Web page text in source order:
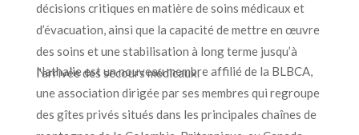
décisions critiques en matière de soins médicaux et
d’évacuation, ainsi que la capacité de mettre en œuvre
des soins et une stabilisation à long terme jusqu’à
l’arrivée des secours médicaux.
Nathalie est un nouveau membre affilié de la BLBCA,
une association dirigée par ses membres qui regroupe
des gîtes privés situés dans les principales chaînes de